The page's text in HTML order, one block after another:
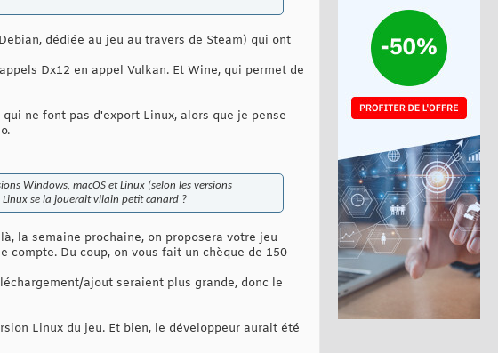
dédiée au jeu au travers de Steam) qui ont
Dx12 en appel Vulkan. Et Wine, qui permet de
ne font pas d'export Linux, alors que je pense
Windows, macOS et Linux (selon les versions
Linux se la jouerait vilain petit canard ?
la semaine prochaine, on proposera votre jeu
Du coup, on vous fait un chèque de 150
ajout seraient plus grande, donc le
Linux du jeu. Et bien, le développeur aurait été